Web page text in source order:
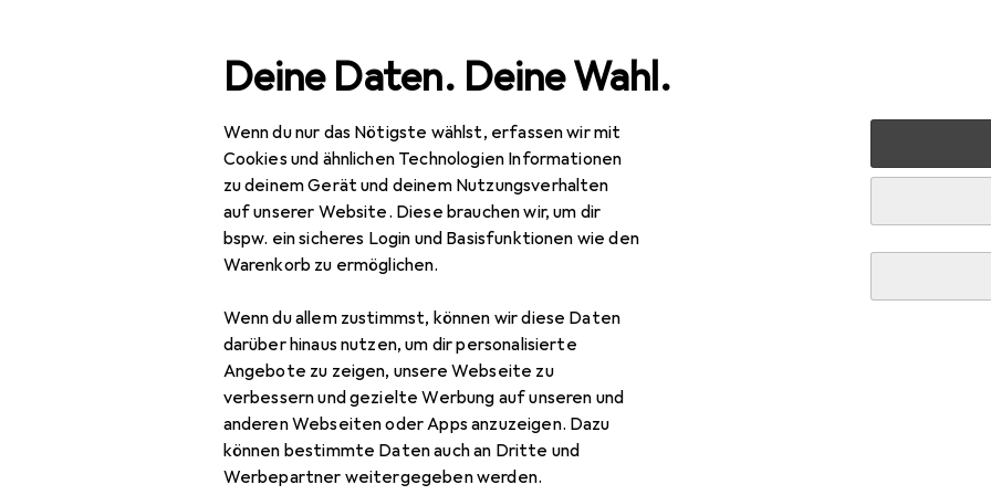
Deine Daten. Deine Wahl.
Wenn du nur das Nötigste wählst, erfassen wir mit
Cookies und ähnlichen Technologien Informationen
zu deinem Gerät und deinem Nutzungsverhalten
auf unserer Website. Diese brauchen wir, um dir
bspw. ein sicheres Login und Basisfunktionen wie den
Warenkorb zu ermöglichen.
Wenn du allem zustimmst, können wir diese Daten
darüber hinaus nutzen, um dir personalisierte
Angebote zu zeigen, unsere Webseite zu
verbessern und gezielte Werbung auf unseren und
anderen Webseiten oder Apps anzuzeigen. Dazu
können bestimmte Daten auch an Dritte und
Werbepartner weitergegeben werden.
Navigation nach KategorienGesamtsortiment IT + Multimedia TV + Heimkino Beamer